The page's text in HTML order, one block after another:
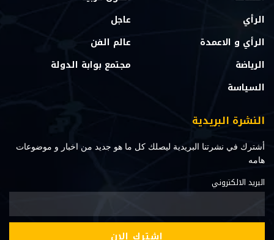
الرأي
الرأي و الاعمدة
الرياضة
السياسة
عاجل
عالم الفن
مجتمع بوابة الدولة
النشرة البريدية
أشترك في نشرتنا البريدية ليصلك كل ما هو جديد من اخبار و موضوعات
هامه
البريد الالكتروني